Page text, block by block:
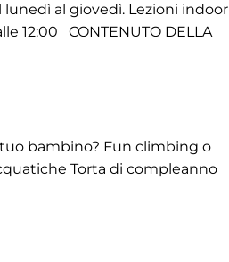
al giovedì. Lezioni indoor
12:00 CONTENUTO DELLA
bambino? Fun climbing o
Torta di compleanno